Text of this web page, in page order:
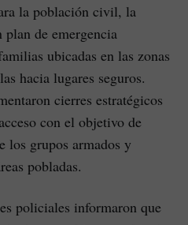
la población civil, la
de emergencia
ubicadas en las zonas
hacia lugares seguros.
cierres estratégicos
con el objetivo de
grupos armados y
pobladas.
policiales informaron que